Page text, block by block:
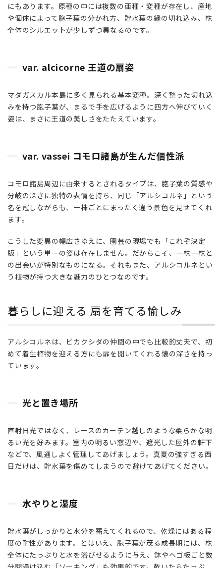
コモ
ロ諸
島が
生ん
ら
し
に
扇
育
て
る
愉
し
光と
置き
場所
水や
3.3
子株
と群
む
さ
あ、
あな
けの
しに
にもあります。原種の中には複数の亜種・変種が存在し、産地
や個体によって胞子葉の分かれ方、貯水葉の縁の切れ込み、株
全体のシルエットが少しずつ異なるのです。
var. alcicorne 王道の扇姿
マダガスカル本島に多く見られる基本変種。深く整った切れ込
みを持つ胞子葉が、まるで手を広げるように四方へ伸びていく
姿は、まさに王道の美しさをたたえています。
var. vassei コモロ諸島が生んだ個性派
コモロ諸島周辺に由来するとされるタイプは、胞子葉の質感や
分岐の深さに独特の表情を持ち、同じ「アルシコルネ」という
名を冠しながらも、一株ごとにまったく違う景色を見せてくれ
ます。
こうした変異の幅広さゆえに、園芸の現場でも「これぞ決定
版」という単一の姿は存在しません。だからこそ、一株一株と
の出会いが特別なものになる。それもまた、アルシコルネとい
う植物が持つ大きな魅力のひとつなのです。
暮らしに迎える 扇を育てる愉しみ
アルシコルネは、ビカクシダの仲間の中でも比較的丈夫で、初
めて着生植物を迎える方にも扉を開いてくれる懐の深さを持っ
ています。
光と置き場所
直射日光ではなく、レースのカーテン越しのような柔らかな明
るい光を好みます。室内の明るい窓辺や、遮光した屋外の軒下
などで、風通しよく管理してあげましょう。真夏の強すぎる西
日だけは、貯水葉を傷めてしまうので避けてあげてください。
水やりと湿度
貯水葉がしっかりと水分を蓄えてくれるので、乾燥にはある程
度の耐性があります。とはいえ、胞子葉が茂る成長期には、株
全体にたっぷりと水を浴びせるように与え、鉢やヘゴ板ごと数